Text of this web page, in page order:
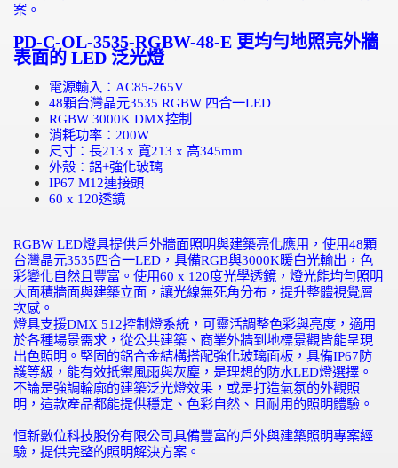
案。
PD-C-OL-3535-RGBW-48-E 更均勻地照亮外牆
表面的 LED 泛光燈
電源輸入： AC85-265V
48顆台灣晶元3535 RGBW 四合一LED
RGBW 3000K DMX控制
消耗功率： 200W
尺寸：長213 x 寬213 x 高345mm
外殼：鋁+強化玻璃
IP67 M12連接頭
60 x 120透鏡
RGBW LED燈具提供戶外牆面照明與建築亮化應用，使用48顆
台灣晶元3535四合一LED ，具備RGB與3000K暖白光輸出，色
彩變化自然且豐富。使用60 x 120度光學透鏡，燈光能均勻照明
大面積牆面與建築立面，讓光線無死角分布，提升整體視覺層
次感。
燈具支援DMX 512控制燈系統，可靈活調整色彩與亮度，適用
於各種場景需求，從公共建築、商業外牆到地標景觀皆能呈現
出色照明。堅固的鋁合金結構搭配強化玻璃面板，具備IP67防
護等級，能有效抵禦風雨與灰塵，是理想的防水LED燈選擇。
不論是強調輪廓的建築泛光燈效果，或是打造氣氛的外觀照
明，這款產品都能提供穩定、色彩自然、且耐用的照明體驗。
恒新數位科技股份有限公司具備豐富的戶外與建築照明專案經
驗，提供完整的照明解決方案。